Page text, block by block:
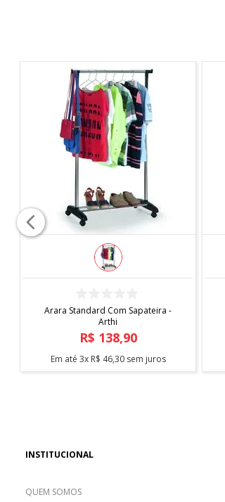
Arara Standard Com Sapateira -
Arthi
R$ 138,90
Em até 3x R$ 46,30sem juros
INSTITUCIONAL
QUEM SOMOS